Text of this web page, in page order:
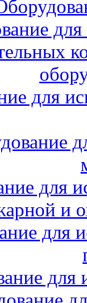
для
для
и
для
для